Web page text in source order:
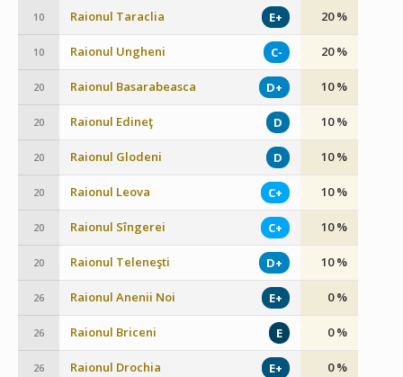
10 Raionul Taraclia E+ 20 %
10 Raionul Ungheni C- 20 %
20 Raionul Basarabeasca D+ 10 %
20 Raionul Edineţ D 10 %
20 Raionul Glodeni D 10 %
20 Raionul Leova C+ 10 %
20 Raionul Sîngerei C+ 10 %
20 Raionul Teleneşti D+ 10 %
26 Raionul Anenii Noi E+ 0 %
26 Raionul Briceni E 0 %
26 Raionul Drochia E+ 0 %